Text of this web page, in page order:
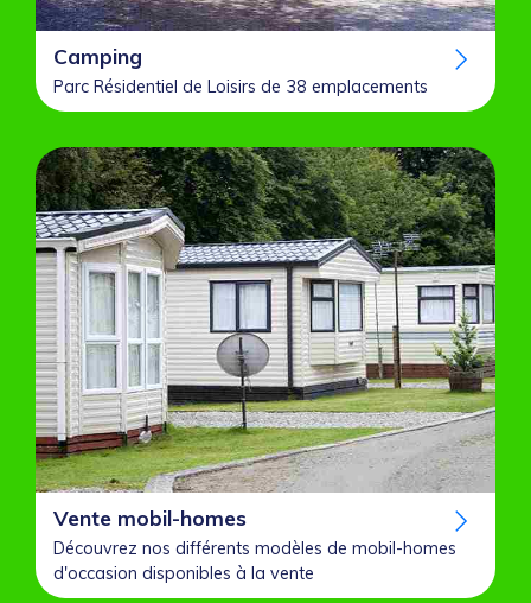
Camping
Parc Résidentiel de Loisirs de 38 emplacements
Vente mobil-homes
Découvrez nos différents modèles de mobil-homes
d'occasion disponibles à la vente